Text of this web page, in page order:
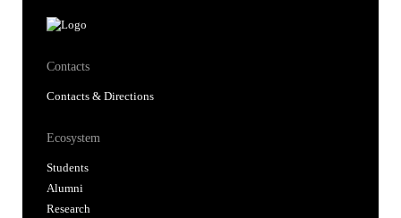
Contacts
Contacts & Directions
Ecosystem
Students
Alumni
Research